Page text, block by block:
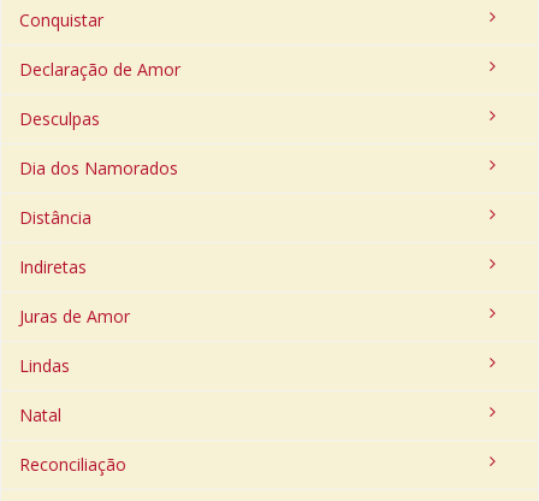
Conquistar
Declaração de Amor
Desculpas
Dia dos Namorados
Distância
Indiretas
Juras de Amor
Lindas
Natal
Reconciliação